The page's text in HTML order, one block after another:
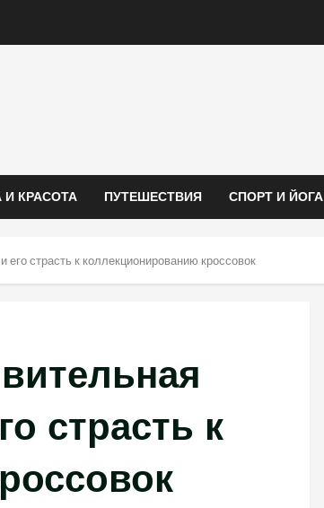
И КРАСОТА ПУТЕШЕСТВИЯ СПОРТ И ЙОГА
страсть к коллекционированию кроссовок
страсть к